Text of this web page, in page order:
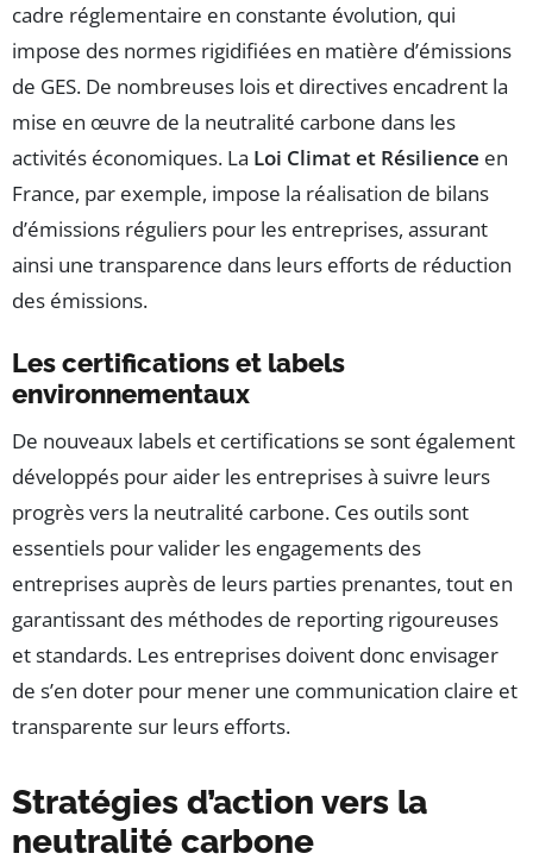
cadre réglementaire en constante évolution, qui
impose des normes rigidifiées en matière d’émissions
de GES. De nombreuses lois et directives encadrent la
mise en œuvre de la neutralité carbone dans les
activités économiques. La Loi Climat et Résilience en
France, par exemple, impose la réalisation de bilans
d’émissions réguliers pour les entreprises, assurant
ainsi une transparence dans leurs efforts de réduction
des émissions.
Les certifications et labels
environnementaux
De nouveaux labels et certifications se sont également
développés pour aider les entreprises à suivre leurs
progrès vers la neutralité carbone. Ces outils sont
essentiels pour valider les engagements des
entreprises auprès de leurs parties prenantes, tout en
garantissant des méthodes de reporting rigoureuses
et standards. Les entreprises doivent donc envisager
de s’en doter pour mener une communication claire et
transparente sur leurs efforts.
Stratégies d’action vers la
neutralité carbone